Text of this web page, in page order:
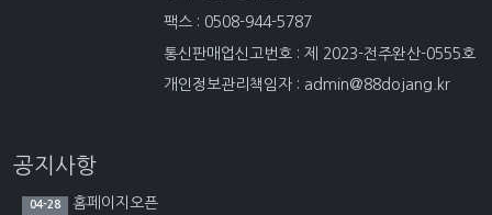
팩스 : 0508-944-5787
통신판매업신고번호 : 제 2023-전주완산-0555호
개인정보관리책임자 : admin@88dojang.kr
공지사항
04-28 홈페이지오픈